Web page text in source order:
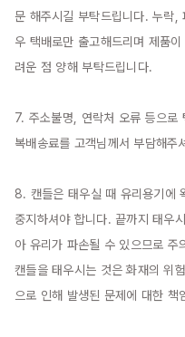
문 해주시길 부탁드립니다. 누락,
우 택배로만 출고해드리며 제품
려운 점 양해 부탁드립니다.
7. 주소불명, 연락처 오류 등으로
복배송료를 고객님께서 부담해주
8. 캔들은 태우실 때 유리용기에
중지하셔야 합니다. 끝까지 태우
아 유리가 파손될 수 있으므로 주
캔들을 태우시는 것은 화재의 위
으로 인해 발생된 문제에 대한 책